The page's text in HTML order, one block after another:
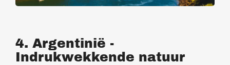
4. Argentinië -
Indrukwekkende natuur